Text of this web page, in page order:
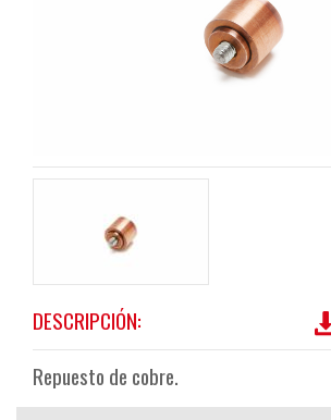
DESCRIPCIÓN:
Repuesto de cobre.